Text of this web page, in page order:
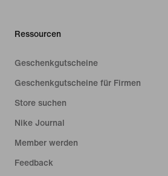
Ressourcen
Geschenkgutscheine
Geschenkgutscheine für Firmen
Store suchen
Nike Journal
Member werden
Feedback